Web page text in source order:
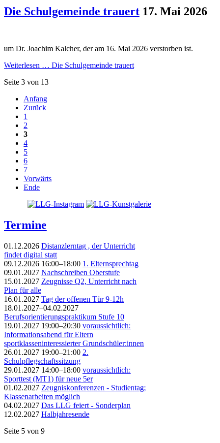
Die Schulgemeinde trauert 17. Mai 2026
um Dr. Joachim Kalcher, der am 16. Mai 2026 verstorben ist.
Weiterlesen … Die Schulgemeinde trauert
Seite 3 von 13
Anfang
Zurück
1
2
3
4
5
6
7
Vorwärts
Ende
Termine
01.12.2026 Distanzlerntag , der Unterricht
findet digital statt
09.12.2026 16:00–18:00 1. Elternsprechtag
09.01.2027 Nachschreiben Oberstufe
15.01.2027 Zeugnisse Q2, Unterricht nach
Plan für alle
16.01.2027 Tag der offenen Tür 9-12h
18.01.2027–04.02.2027
Berufsorientierungspraktikum Stufe 10
19.01.2027 19:00–20:30 voraussichtlich:
Informationsabend für Eltern
sportklasseninteressierter Grundschüler:innen
26.01.2027 19:00–21:00 2.
Schulpflegschaftssitzung
29.01.2027 14:00–18:00 voraussichtlich:
Sporttest (MT1) für neue 5er
01.02.2027 Zeugniskonferenzen - Studientag;
Klassenarbeiten möglich
04.02.2027 Das LLG feiert - Sonderplan
12.02.2027 Halbjahresende
Seite 5 von 9